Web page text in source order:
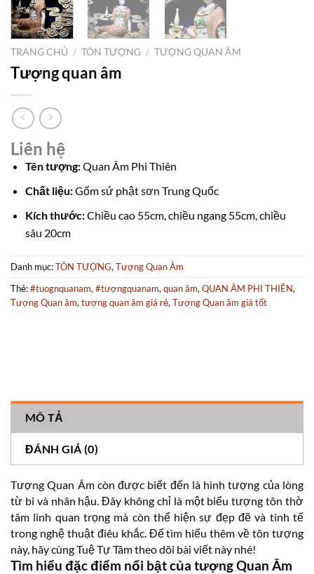
TRANG CHỦ / TÔN TƯỢNG / TƯỢNG QUAN ÂM
Tượng quan âm
Liên hệ
Tên tượng:Quan Âm Phi Thiên
Chất liệu:Gốm sứ phật sơn Trung Quốc
Kích thước:Chiều cao 55cm, chiều ngang 55cm, chiều
sâu 20cm
Danh mục:TÔN TƯỢNG,Tượng Quan Âm
Thẻ:#tuognquanam,#tượngquanam,quan âm,QUAN ÂM PHI THIÊN,
Tượng Quan âm,tượng quan âm giá rẻ,Tượng Quan âm giá tốt
MÔ TẢ
ĐÁNH GIÁ (0)
Tượng Quan Âm còn được biết đến là hình tượng của lòng
từ bi và nhân hậu. Đây không chỉ là một biểu tượng tôn thờ
tâm linh quan trọng mà còn thể hiện sự đẹp đẽ và tinh tế
trong nghệ thuật điêu khắc. Để tìm hiểu thêm về tôn tượng
này, hãy cùng Tuệ Tự Tâm theo dõi bài viết này nhé!
Tìm hiểu đặc điểm nổi bật của tượng Quan Âm